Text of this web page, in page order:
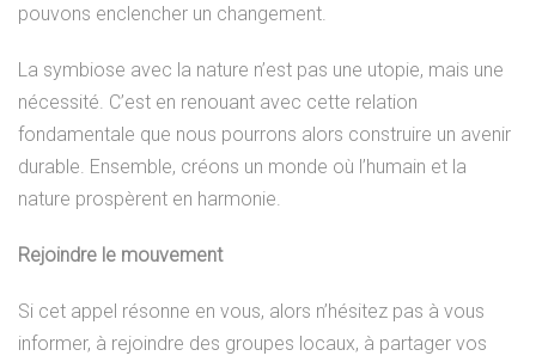
pouvons enclencher un changement.
La symbiose avec la nature n’est pas une utopie, mais une
nécessité. C’est en renouant avec cette relation
fondamentale que nous pourrons alors construire un avenir
durable. Ensemble, créons un monde où l’humain et la
nature prospèrent en harmonie.
Rejoindre le mouvement
Si cet appel résonne en vous, alors n’hésitez pas à vous
informer, à rejoindre des groupes locaux, à partager vos